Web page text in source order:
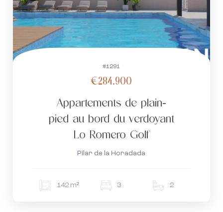
#1291
€284.900
Appartements de plain-
pied au bord du verdoyant
Lo Romero Golf
Pilar de la Horadada
142 m² 3 2